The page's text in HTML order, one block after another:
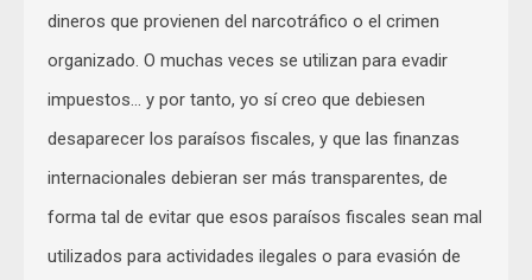
dineros que provienen del narcotráfico o el crimen
organizado. O muchas veces se utilizan para evadir
impuestos… y por tanto, yo sí creo que debiesen
desaparecer los paraísos fiscales, y que las finanzas
internacionales debieran ser más transparentes, de
forma tal de evitar que esos paraísos fiscales sean mal
utilizados para actividades ilegales o para evasión de